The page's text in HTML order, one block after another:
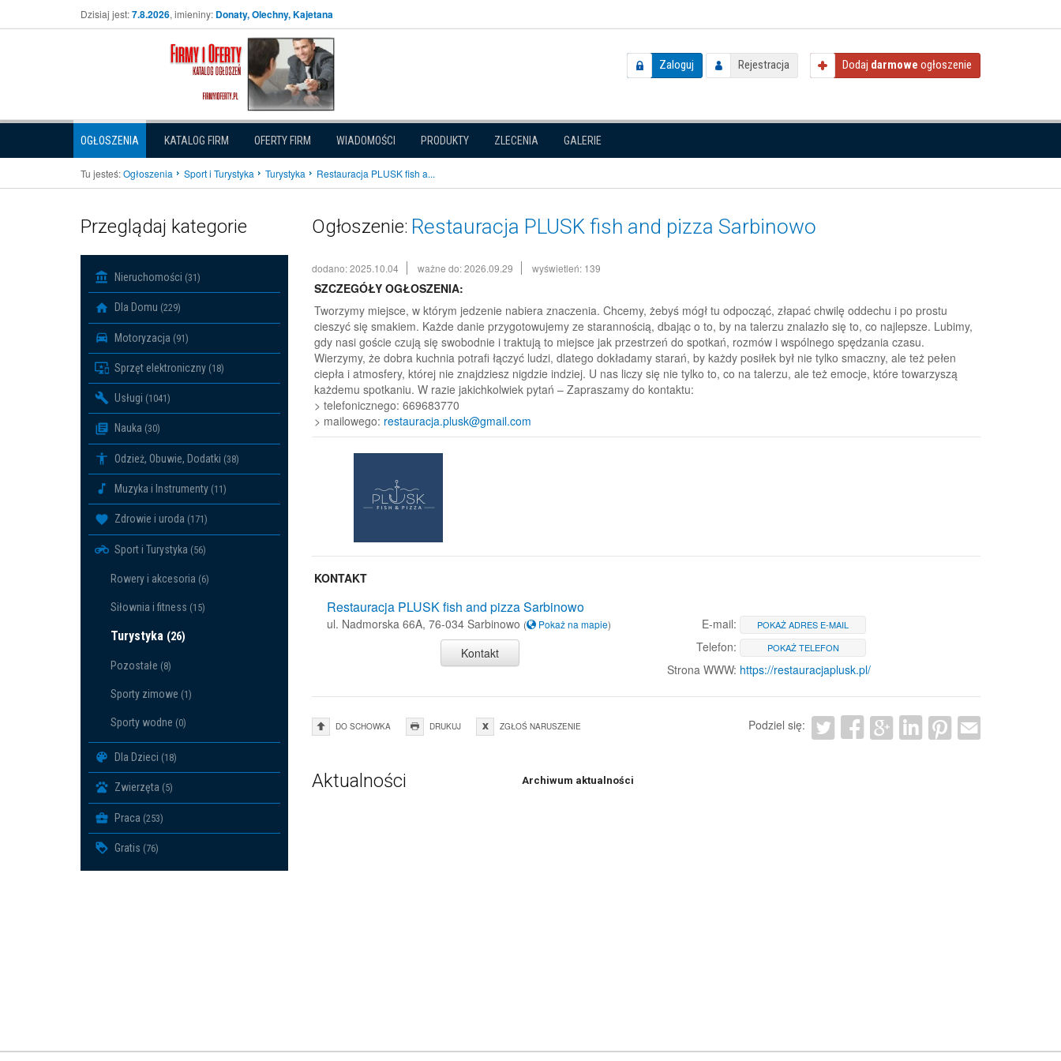
Dzisiaj jest:7.8.2026, imieniny: Donaty, Olechny, Kajetana
Zaloguj Rejestracja Dodaj darmowe ogłoszenie
OGŁOSZENIA KATALOG FIRM OFERTY FIRM WIADOMOŚCI PRODUKTY ZLECENIA GALERIE
Tu jesteś:Ogłoszenia Sport i Turystyka Turystyka Restauracja PLUSK fish a...
Przeglądaj kategorie
Nieruchomości (31)
Dla Domu (229)
Motoryzacja (91)
Sprzęt elektroniczny (18)
Usługi (1041)
Nauka (30)
Odzież, Obuwie, Dodatki (38)
Muzyka i Instrumenty (11)
Zdrowie i uroda (171)
Sport i Turystyka (56)
Rowery i akcesoria (6)
Siłownia i fitness (15)
Turystyka (26)
Pozostałe (8)
Sporty zimowe (1)
Sporty wodne (0)
Dla Dzieci (18)
Zwierzęta (5)
Praca (253)
Gratis (76)
Ogłoszenie: Restauracja PLUSK fish and pizza Sarbinowo
dodano: 2025.10.04 ważne do: 2026.09.29 wyświetleń: 139
SZCZEGÓŁY OGŁOSZENIA:
Tworzymy miejsce, w którym jedzenie nabiera znaczenia. Chcemy, żebyś mógł tu odpocząć, złapać chwilę oddechu i po prostu
cieszyć się smakiem. Każde danie przygotowujemy ze starannością, dbając o to, by na talerzu znalazło się to, co najlepsze. Lubimy,
gdy nasi goście czują się swobodnie i traktują to miejsce jak przestrzeń do spotkań, rozmów i wspólnego spędzania czasu.
Wierzymy, że dobra kuchnia potrafi łączyć ludzi, dlatego dokładamy starań, by każdy posiłek był nie tylko smaczny, ale też pełen
ciepła i atmosfery, której nie znajdziesz nigdzie indziej. U nas liczy się nie tylko to, co na talerzu, ale też emocje, które towarzyszą
każdemu spotkaniu. W razie jakichkolwiek pytań – Zapraszamy do kontaktu:
> telefonicznego: 669683770
> mailowego: restauracja.plusk@gmail.com
KONTAKT
Restauracja PLUSK fish and pizza Sarbinowo
ul. Nadmorska 66A, 76-034 Sarbinowo ( Pokaż na mapie)
Kontakt
E-mail: POKAŻ ADRES E-MAIL
Telefon: POKAŻ TELEFON
Strona WWW: https://restauracjaplusk.pl/
DO SCHOWKA DRUKUJ ZGŁOŚ NARUSZENIE Podziel się:
Aktualności Archiwum aktualności